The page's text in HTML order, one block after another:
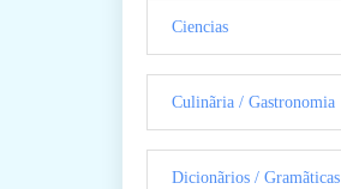
Ciencias
Culinãria / Gastronomia
Dicionãrios / Gramãticas